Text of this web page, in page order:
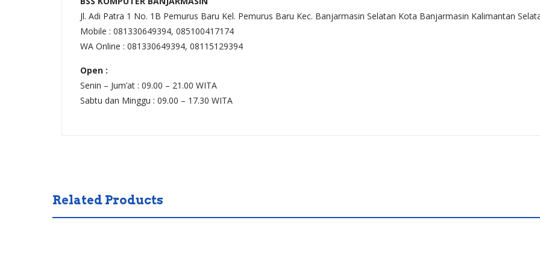
Jl. Adi Patra 1 No. 1B Pemurus Baru Kel. Pemurus Baru Kec. Banjarmasin Selatan Kota Banjarmasin Kalimantan
Mobile : 081330649394, 085100417174
WA Online : 081330649394, 08115129394
Open :
Senin – Jum’at : 09.00 – 21.00 WITA
Sabtu dan Minggu : 09.00 – 17.30 WITA
Related Products